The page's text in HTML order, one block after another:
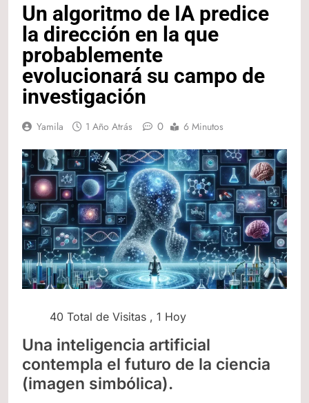
Un algoritmo de IA predice
la dirección en la que
probablemente
evolucionará su campo de
investigación
Yamila 1 Año Atrás 0 6 Minutos
40 Total de Visitas , 1 Hoy
Una inteligencia artificial
contempla el futuro de la ciencia
(imagen simbólica).